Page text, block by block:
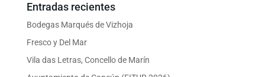
Entradas recientes
Bodegas Marqués de Vizhoja
Fresco y Del Mar
Vila das Letras, Concello de Marín